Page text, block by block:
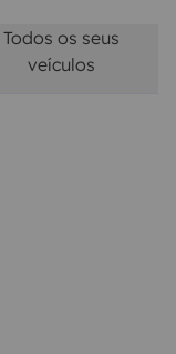
Todos os seus
veículos